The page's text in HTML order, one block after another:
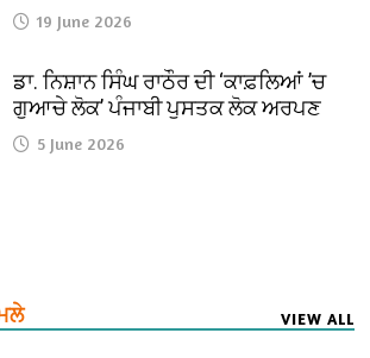
19 June 2026
ਡਾ. ਨਿਸ਼ਾਨ ਸਿੰਘ ਰਾਠੌਰ ਦੀ ‘ਕਾਫ਼ਲਿਆਂ ’ਚ
ਗੁਆਚੇ ਲੋਕ’ ਪੰਜਾਬੀ ਪੁਸਤਕ ਲੋਕ ਅਰਪਣ
5 June 2026
VIEW ALL